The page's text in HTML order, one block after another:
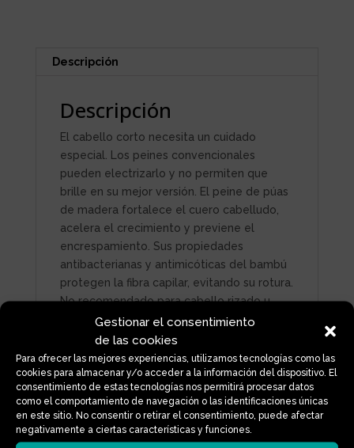
Gestionar el consentimiento
de las cookies
Para ofrecer las mejores experiencias, utilizamos tecnologías como las
cookies para almacenar y/o acceder a la información del dispositivo. El
consentimiento de estas tecnologías nos permitirá procesar datos
como el comportamiento de navegación o las identificaciones únicas
en este sitio. No consentir o retirar el consentimiento, puede afectar
negativamente a ciertas características y funciones.
Descripción
Descripción
El cabello corto necesita un cuidado
especial. Los peines convencionales
pueden electrizarlo y no permiten que
brille en su mejor versión. El peine de púas
de madera fortalece el cuero cabelludo,
acelera el crecimiento y previene el
encrespamiento. Sus propiedades
antibacterianas y antimicóticas del bambú
protegen la fibra capilar, evitando su rotura.
No recomendado para cabello rizado u
ondulado.
Productos relacionados